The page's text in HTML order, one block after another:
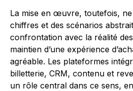
La mise en œuvre, toutefois, ne
chiffres et des scénarios
confrontation avec la réalité
maintien d’une expérience
agréable. Les plateformes
billetterie, CRM, contenu et
un rôle central dans ce sens,